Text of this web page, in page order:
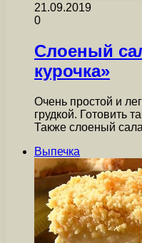
21.09.2019
0
Слоеный
курочка»
Очень простой и
грудкой. Готовить
Также слоеный
Выпечка